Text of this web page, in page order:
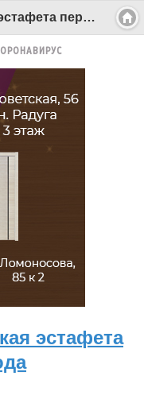
В Архангельске Майская эстафета перекроет центр города - Беломорканал Северодвинск tv29.ru
эстафета